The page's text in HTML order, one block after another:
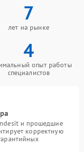
7
лет на рынке
4
опыт работы
специалистов
и прошедшие
корректную